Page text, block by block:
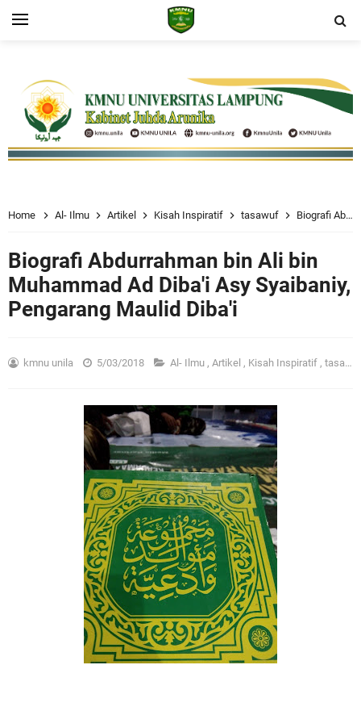
Home Al- Ilmu Artikel Kisah Inspiratif tasawuf Biografi Abdurrahman bin Ali bin Muhammad Ad Diba'i Asy Syaibaniy, Pengarang Maulid Diba'i
Biografi Abdurrahman bin Ali bin
Muhammad Ad Diba'i Asy Syaibaniy,
Pengarang Maulid Diba'i
kmnu unila 5/03/2018 Al- Ilmu , Artikel , Kisah Inspiratif , tasawuf